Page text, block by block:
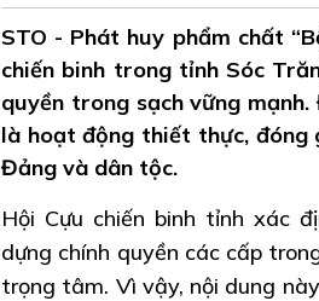
STO - Phát huy phẩm chất
chiến binh trong tỉnh Sóc
quyền trong sạch vững
là hoạt động thiết thực, đóng
Đảng và dân tộc.
Hội Cựu chiến binh tỉnh xác
dựng chính quyền các cấp
trọng tâm. Vì vậy, nội dung